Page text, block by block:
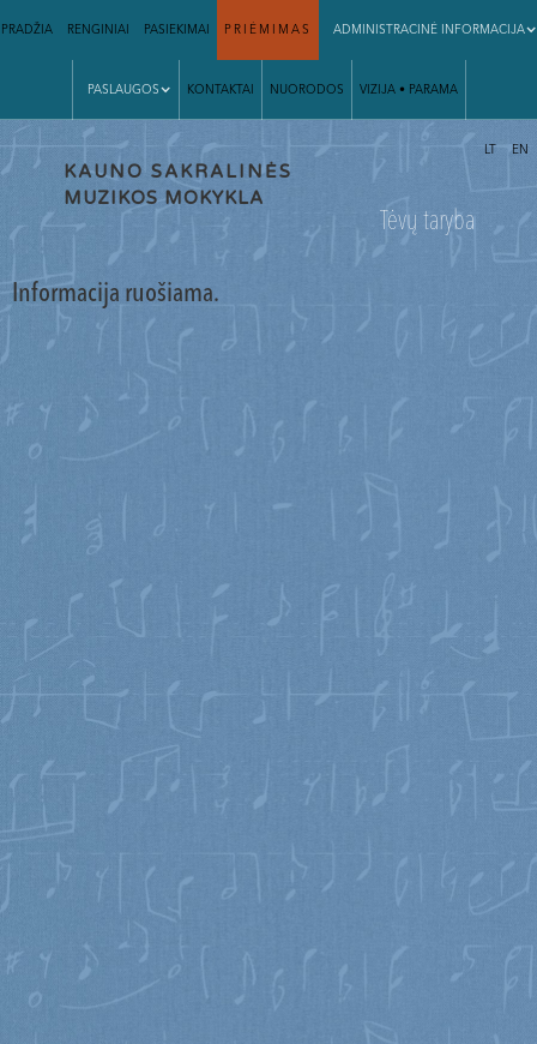
PRADŽIA RENGINIAI PASIEKIMAI PRIĖMIMAS ADMINISTRACINĖ INFORMACIJA
PASLAUGOS KONTAKTAI NUORODOS VIZIJA • PARAMA
| LT EN
KAUNO SAKRALINĖS
MUZIKOS MOKYKLA
Tėvų taryba
Informacija ruošiama.